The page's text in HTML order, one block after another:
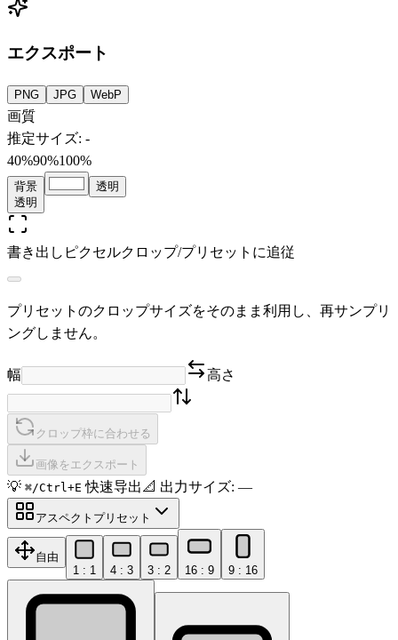
エクスポート
PNG JPG WebP
画質
推定サイズ: -
40%90%100%
背景
透明
透明
書き出しピクセルクロップ/プリセットに追従
プリセットのクロップサイズをそのまま利用し、再サンプリ
ングしません。
幅 高さ
クロップ枠に合わせる
画像をエクスポート
💡 ⌘/Ctrl+E 快速导出 📐 出力サイズ: —
アスペクトプリセット
自由
1 : 1
4 : 3 3 : 2 16 : 9 9 : 16